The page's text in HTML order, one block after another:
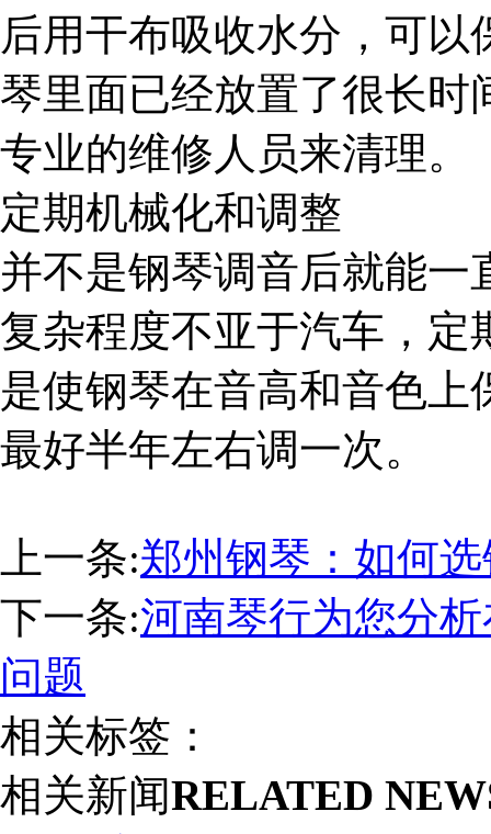
后用干布吸收水分，可
琴里面已经放置了很长时
专业的维修人员来清理。
定期机械化和调整
并不是钢琴调音后就能
复杂程度不亚于汽车，定
是使钢琴在音高和音色
最好半年左右调一次。
上一条:郑州钢琴：如何
下一条:河南琴行为您分
问题
相关标签：
相关新闻RELATED